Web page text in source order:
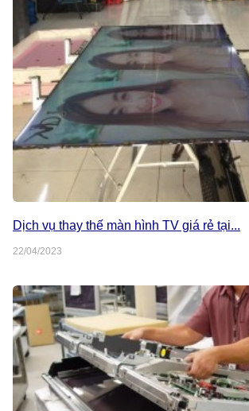
Dịch vụ thay thế màn hình TV giá rẻ tại...
22/04/2023